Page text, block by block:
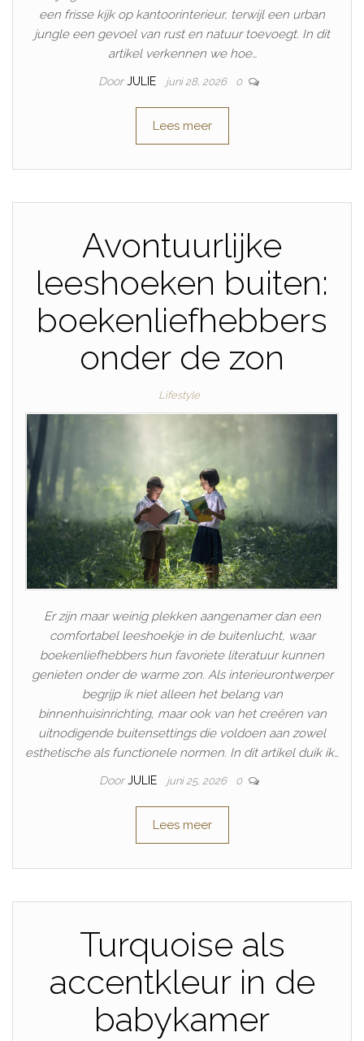
een frisse kijk op kantoorinterieur, terwijl een urban
jungle een gevoel van rust en natuur toevoegt. In dit
artikel verkennen we hoe…
Door JULIE juni 28, 2026 0
Lees meer
Avontuurlijke
leeshoeken buiten:
boekenliefhebbers
onder de zon
Lifestyle
Er zijn maar weinig plekken aangenamer dan een
comfortabel leeshoekje in de buitenlucht, waar
boekenliefhebbers hun favoriete literatuur kunnen
genieten onder de warme zon. Als interieurontwerper
begrijp ik niet alleen het belang van
binnenhuisinrichting, maar ook van het creëren van
uitnodigende buitensettings die voldoen aan zowel
esthetische als functionele normen. In dit artikel duik ik…
Door JULIE juni 25, 2026 0
Lees meer
Turquoise als
accentkleur in de
babykamer